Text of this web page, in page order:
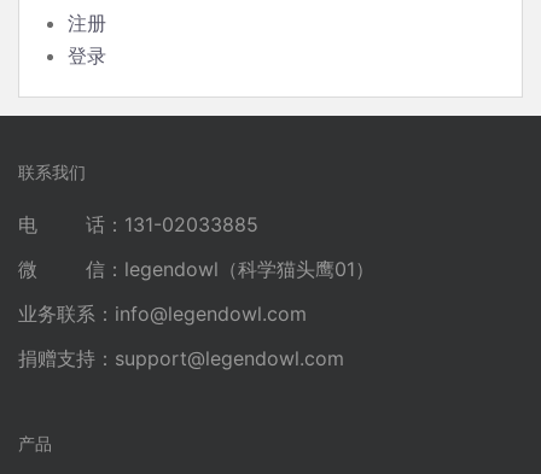
注册
登录
联系我们
电 话：131-02033885
微 信：legendowl（科学猫头鹰01）
业务联系： info@legendowl.com
捐赠支持： support@legendowl.com
产品